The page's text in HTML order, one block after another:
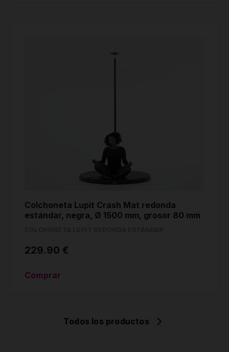
Colchoneta Lupit Crash Mat redonda
estándar, negra, Ø 1500 mm, grosor 80 mm
229.90 €
Comprar
Todos los productos